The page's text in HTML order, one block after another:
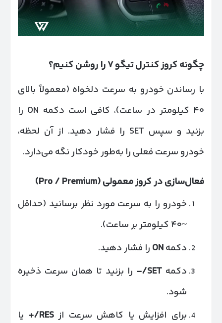
چگونه کروز کنترل تیگو۷را روشن کنیم؟
با رساندن خودرو به سرعت دلخواه (معمولاً بالای
۴۰ کیلومتر در ساعت)، کافی است دکمه ON را
بزنید و سپس SET را فشار دهید. از آن لحظه،
خودرو سرعت فعلی را به‌طور خودکار نگه می‌دارد.
فعال‌سازی در کروز معمولی(Pro / Premium)
خودرو را به سرعت مورد نظر برسانید (حداقل
~۴۰ کیلومتر بر ساعت).
دکمهON را فشار دهید.
دکمهSET/–
را بزنید تا همان سرعت ذخیره
شود.
برای افزایش یا کاهش سرعت ازRES/+
یا